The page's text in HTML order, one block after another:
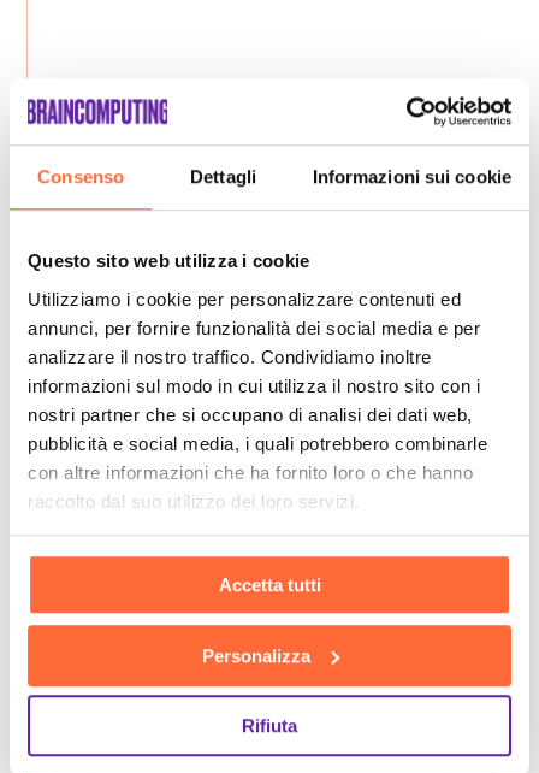
Consenso Dettagli Informazioni sui cookie
Questo sito web utilizza i cookie
Utilizziamo i cookie per personalizzare contenuti ed
annunci, per fornire funzionalità dei social media e per
analizzare il nostro traffico. Condividiamo inoltre
informazioni sul modo in cui utilizza il nostro sito con i
nostri partner che si occupano di analisi dei dati web,
pubblicità e social media, i quali potrebbero combinarle
con altre informazioni che ha fornito loro o che hanno
raccolto dal suo utilizzo dei loro servizi.
Accetta tutti
Personalizza
Rifiuta